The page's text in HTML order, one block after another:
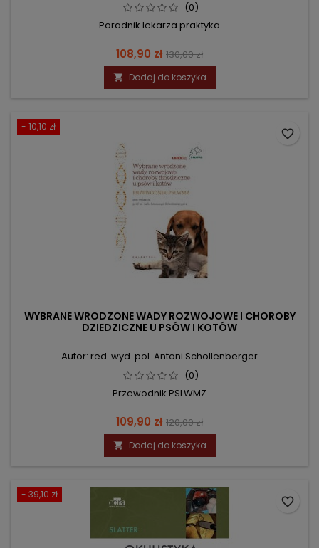
(0)
Poradnik lekarza praktyka
Cena
108,90 zł Cena
podstawowa
130,00 zł
 Dodaj do koszyka
- 10,10 zł
WYBRANE WRODZONE WADY ROZWOJOWE I CHOROBY
DZIEDZICZNE U PSÓW I KOTÓW
Autor: red. wyd. pol. Antoni Schollenberger
(0)
Przewodnik PSLWMZ
Cena
109,90 zł Cena
podstawowa
120,00 zł
 Dodaj do koszyka
favorite_border
- 39,10 zł
favorite_border